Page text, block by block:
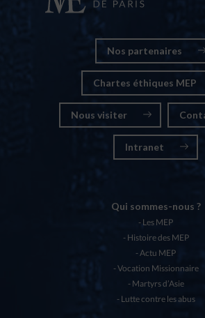
Nos partenaires
Chartes éthiques MEP
Nous visiter
Intranet
Qui sommes-nous ?
Les MEP
Histoire des MEP
Actu MEP
Vocation Missionnaire
Martyrs d’Asie
Lutte contre les abus